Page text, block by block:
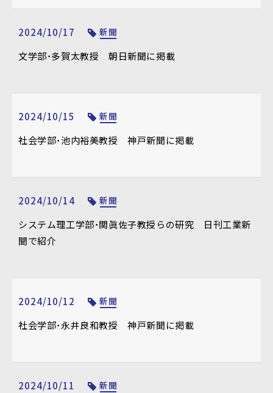
2024/10/17 新聞
文学部・多賀太教授 朝日新聞に掲載
2024/10/15 新聞
社会学部・池内裕美教授 神戸新聞に掲載
2024/10/14 新聞
システム理工学部・関眞佐子教授らの研究 日刊工業新
聞で紹介
2024/10/12 新聞
社会学部・永井良和教授 神戸新聞に掲載
2024/10/11 新聞